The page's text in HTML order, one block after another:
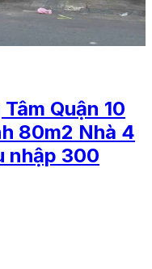
Quận 10
80m2 Nhà 4
nhập 300